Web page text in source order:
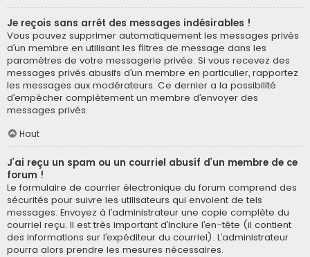
Je reçois sans arrêt des messages indésirables !
Vous pouvez supprimer automatiquement les messages privés
d’un membre en utilisant les filtres de message dans les
paramètres de votre messagerie privée. Si vous recevez des
messages privés abusifs d’un membre en particulier, rapportez
les messages aux modérateurs. Ce dernier a la possibilité
d’empêcher complètement un membre d’envoyer des
messages privés.
Haut
J’ai reçu un spam ou un courriel abusif d’un membre de ce
forum !
Le formulaire de courrier électronique du forum comprend des
sécurités pour suivre les utilisateurs qui envoient de tels
messages. Envoyez à l’administrateur une copie complète du
courriel reçu. Il est très important d’inclure l’en-tête (il contient
des informations sur l’expéditeur du courriel). L’administrateur
pourra alors prendre les mesures nécessaires.